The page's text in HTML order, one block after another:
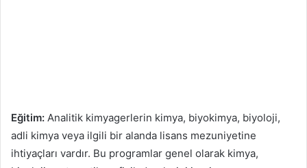
Eğitim: Analitik kimyagerlerin kimya, biyokimya, biyoloji,
adli kimya veya ilgili bir alanda lisans mezuniyetine
ihtiyaçları vardır. Bu programlar genel olarak kimya,